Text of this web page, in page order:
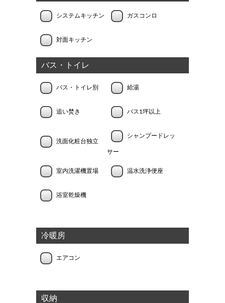
システムキッチン ガスコンロ
対面キッチン
バス・トイレ
バス・トイレ別 給湯
追い焚き バス1坪以上
洗面化粧台独立
シャンプードレッ
サー
室内洗濯機置場 温水洗浄便座
浴室乾燥機
冷暖房
エアコン
収納